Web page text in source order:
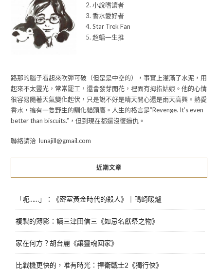
2. 小說嗜讀者
3. 香水愛好者
4. Star Trek Fan
5. 超蝙一生推
路那的腦子看起來吹彈可破（但是是中空的），事實上灌滿了水泥，用
起來不太靈光，常常罷工，還會發芽開花，裡面有拇指姑娘。他的心情
很容易隨著天氣變化起伏，只是說不好是晴天開心還是雨天高興。熱愛
香水，擁有一隻野生的馴化貓頭鷹。人生的格言是”Revenge. It’s even
better than biscuits.”，但到現在都還沒復過仇。
聯絡請洽 lunajill@gmail.com
近期文章
「呃……」：《密室黃金時代的殺人》｜鴨崎暖爐
複製的薄影：讀三津田信三《如忌名獻祭之物》
家在何方？胡台麗《讓靈魂回家》
比戰機更快的，唯有時光：捍衛戰士2《獨行俠》